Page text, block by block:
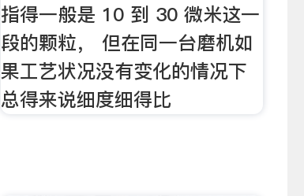
指得一般是 10 到 30 微米这一
段的颗粒， 但在同一台磨机如
果工艺状况没有变化的情况下
总得来说细度细得比